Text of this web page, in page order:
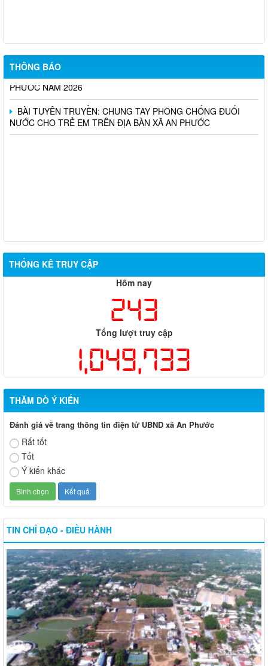
THÔNG BÁO
UBND XÃ AN PHƯỚC THÔNG BÁO KẾT QUẢ TUYỂN DỤNG
VIÊN CHỨC TẠI TRUNG TÂM DỊCH VỤ TỔNG HỢP XÃ AN
PHƯỚC NĂM 2026
BÀI TUYÊN TRUYỀN: CHUNG TAY PHÒNG CHỐNG ĐUỐI
NƯỚC CHO TRẺ EM TRÊN ĐỊA BÀN XÃ AN PHƯỚC
THỐNG KÊ TRUY CẬP
Hôm nay
243
Tổng lượt truy cập
1,049,733
THĂM DÒ Ý KIẾN
Đánh giá về trang thông tin điện tử UBND xã An Phước
Rất tốt
Tốt
Ý kiến khác
TIN CHỈ ĐẠO - ĐIỀU HÀNH